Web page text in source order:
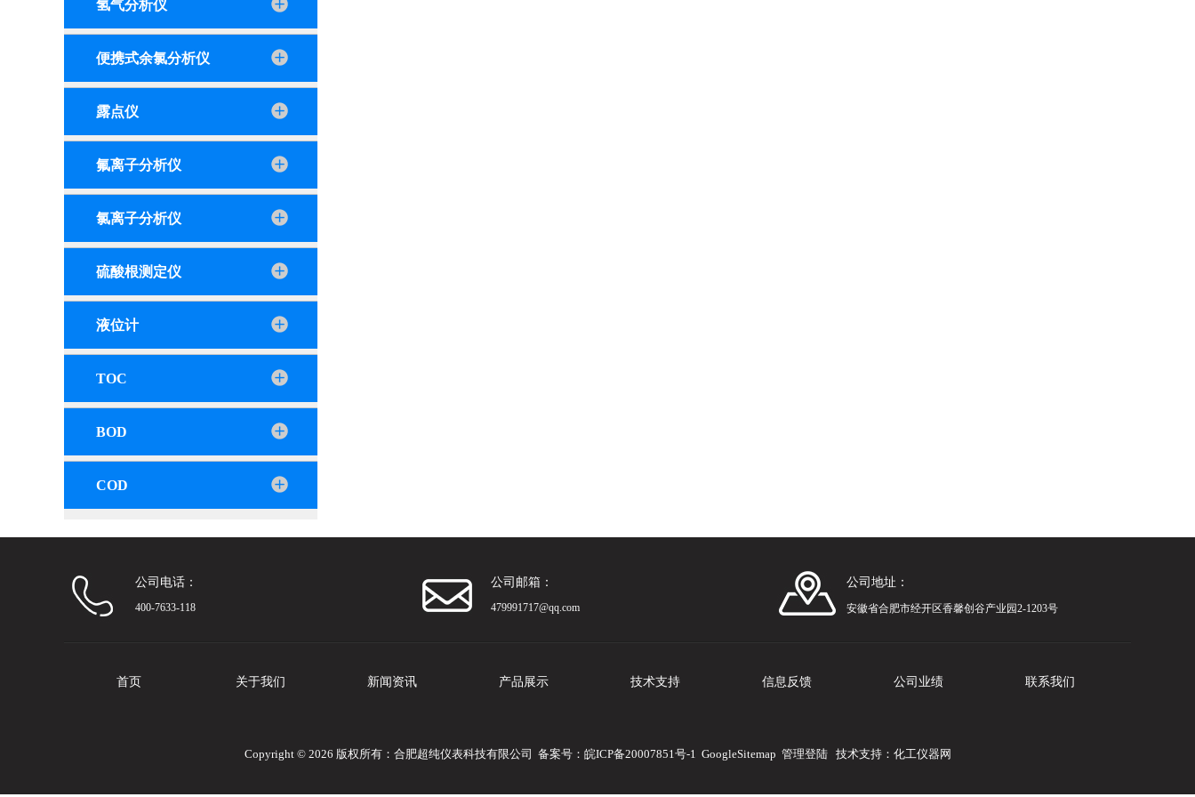
氢气分析仪
便携式余氯分析仪
露点仪
氟离子分析仪
氯离子分析仪
硫酸根测定仪
液位计
TOC
BOD
COD
公司电话：
400-7633-118
公司邮箱：
479991717@qq.com
公司地址：
安徽省合肥市经开区香馨创谷产业园2-1203号
首页 关于我们 新闻资讯 产品展示 技术支持 信息反馈 公司业绩 联系我们
Copyright © 2026 版权所有：合肥超纯仪表科技有限公司 备案号： 皖ICP备20007851号-1 GoogleSitemap 管理登陆技术支持： 化工仪器网